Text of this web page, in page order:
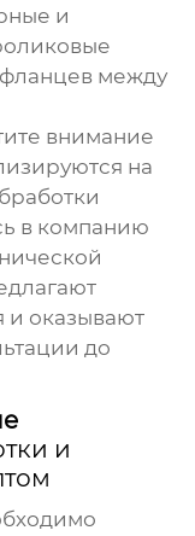
и
между
внимание
на
в компанию
оказывают
до
и